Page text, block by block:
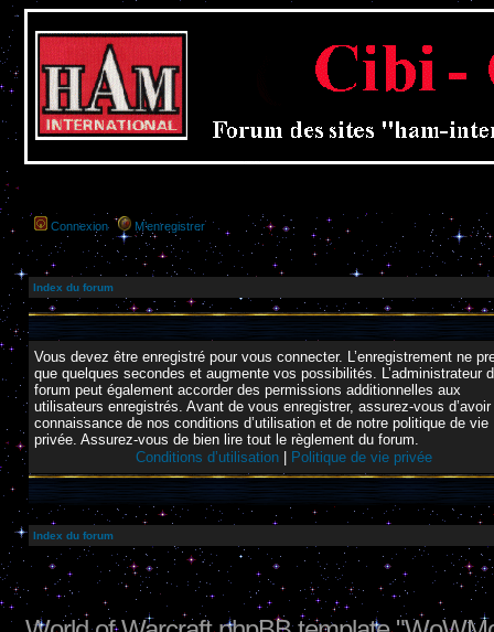
Connexion M’enregistrer
Index du forum
Vous devez être enregistré pour vous connecter. L’enregistrement ne
que quelques secondes et augmente vos possibilités. L’administrateur
forum peut également accorder des permissions additionnelles aux
utilisateurs enregistrés. Avant de vous enregistrer, assurez-vous
connaissance de nos conditions d’utilisation et de notre politique de vie
privée. Assurez-vous de bien lire tout le règlement du forum.
Conditions d’utilisation
Politique de vie privée
Index du forum